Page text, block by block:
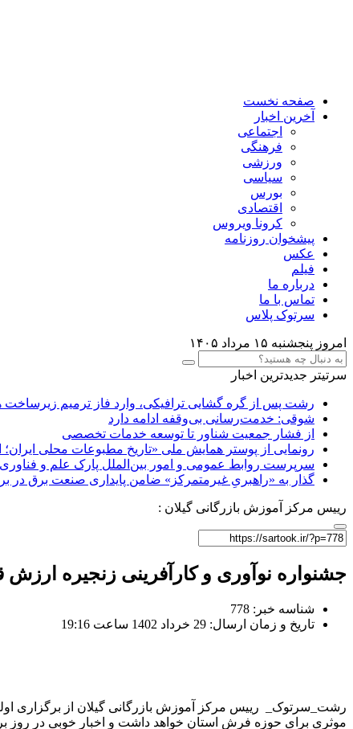
صفحه نخست
آخرین اخبار
اجتماعی
فرهنگی
ورزشی
سیاسی
بورس
اقتصادی
کرونا ویروس
پیشخوان روزنامه
عکس
فیلم
درباره ما
تماس با ما
سرتوک پلاس
امروز پنجشنبه ۱۵ مرداد ۱۴۰۵
سرتیتر جدیدترین اخبار
رشت پس از گره گشایی ترافیکی، وارد فاز ترمیم زیرساخت
شوقی: خدمت‌رسانی بی‌وقفه ادامه دارد
از فشار جمعیت شناور تا توسعه خدمات تخصصی
رونمایی از پوستر همایش ملی «تاریخ مطبوعات محلی ایران؛
سرپرست روابط عمومی و امور بین‌الملل پارک علم و
گذار به «راهبریِ غیرمتمرکز» ضامن پایداری صنعت برق در
رییس مرکز آموزش بازرگانی گیلان :
جشنواره نوآوری و کارآفرینی زنجیره
شناسه خبر: 778
تاریخ و زمان ارسال: 29 خرداد 1402 ساعت 19:16
رشت_سرتوک_ رییس مرکز آموزش بازرگانی گیلان از برگزاری
موثری برای حوزه فرش استان خواهد داشت و اخبار خوبی در روز